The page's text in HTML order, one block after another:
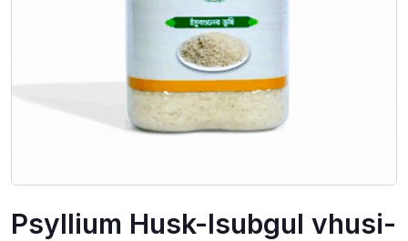
Psyllium Husk-Isubgul vhusi-